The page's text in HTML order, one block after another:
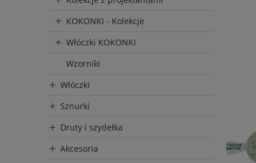
KOKONKI - Kolekcje
Włóczki KOKONKI
Wzorniki
Włóczki
Sznurki
Druty i szydełka
Akcesoria